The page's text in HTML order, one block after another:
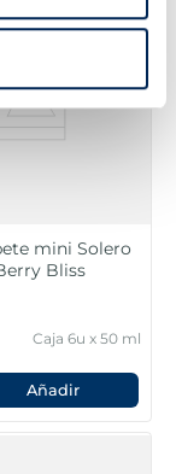
mini Solero
Bliss
Caja 6u x 50 ml
Añadir